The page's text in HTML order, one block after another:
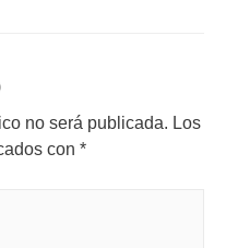
no será publicada. Los
con *